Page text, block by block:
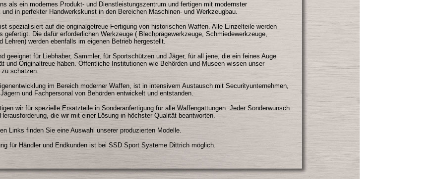
als ein modernes Produkt- und Dienstleistungszentrum und fertigen mit modernster
und in perfekter Handwerkskunst in den Bereichen Maschinen- und Werkzeugbau.
spezialisiert auf die originalgetreue Fertigung von historischen Waffen. Alle Einzelteile werden
gefertigt. Die dafür erforderlichen Werkzeuge ( Blechprägewerkzeuge, Schmiedewerkzeuge,
Lehren) werden ebenfalls im eigenen Betrieb hergestellt.
geeignet für Liebhaber, Sammler, für Sportschützen und Jäger, für all jene, die ein feines Auge
und Originaltreue haben. Öffentliche Institutionen wie Behörden und Museen wissen unser
schätzen.
im Bereich moderner Waffen, ist in intensivem Austausch mit Securityunternehmen,
und Fachpersonal von Behörden entwickelt und entstanden.
wir für spezielle Ersatzteile in Sonderanfertigung für alle Waffengattungen. Jeder Sonderwunsch
die wir mit einer Lösung in höchster Qualität beantworten.
Links finden Sie eine Auswahl unserer produzierten Modelle.
für Händler und Endkunden ist bei SSD Sport Systeme Dittrich möglich.